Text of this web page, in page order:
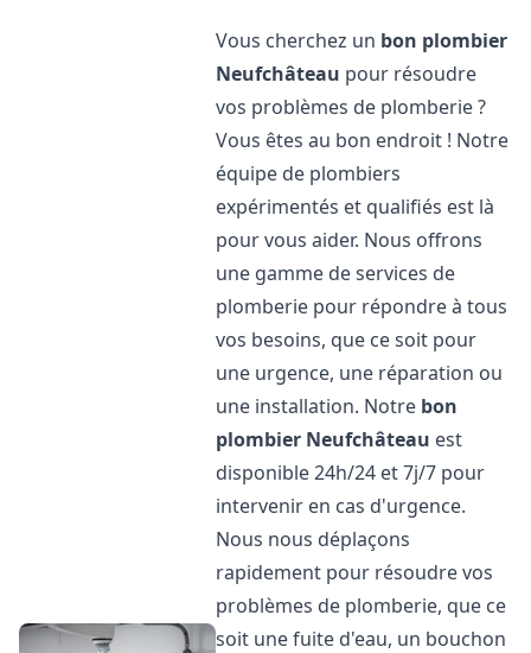
Vous cherchez un bon plombier
Neufchâteau pour résoudre
vos problèmes de plomberie ?
Vous êtes au bon endroit ! Notre
équipe de plombiers
expérimentés et qualifiés est là
pour vous aider. Nous offrons
une gamme de services de
plomberie pour répondre à tous
vos besoins, que ce soit pour
une urgence, une réparation ou
une installation. Notre bon
plombier Neufchâteau est
disponible 24h/24 et 7j/7 pour
intervenir en cas d'urgence.
Nous nous déplaçons
rapidement pour résoudre vos
problèmes de plomberie, que ce
soit une fuite d'eau, un bouchon